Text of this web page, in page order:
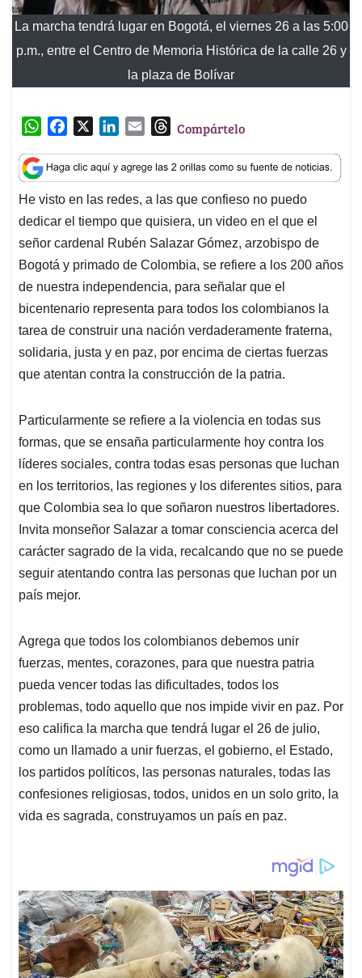
La marcha tendrá lugar en Bogotá, el viernes 26 a las 5:00
p.m., entre el Centro de Memoria Histórica de la calle 26 y
la plaza de Bolívar
W
a
t
s
A
p
p
c
e
b
o
o
k
n
k
e
d
I
n
a
i
l
T
r
e
a
d
s
Compártelo
He visto en las redes, a las que confieso no puedo
dedicar el tiempo que quisiera, un video en el que el
señor cardenal Rubén Salazar Gómez, arzobispo de
Bogotá y primado de Colombia, se refiere a los 200 años
de nuestra independencia, para señalar que el
bicentenario representa para todos los colombianos la
tarea de construir una nación verdaderamente fraterna,
solidaria, justa y en paz, por encima de ciertas fuerzas
que atentan contra la construcción de la patria.
Particularmente se refiere a la violencia en todas sus
formas, que se ensaña particularmente hoy contra los
líderes sociales, contra todas esas personas que luchan
en los territorios, las regiones y los diferentes sitios, para
que Colombia sea lo que soñaron nuestros libertadores.
Invita monseñor Salazar a tomar consciencia acerca del
carácter sagrado de la vida, recalcando que no se puede
seguir atentando contra las personas que luchan por un
país mejor.
Agrega que todos los colombianos debemos unir
fuerzas, mentes, corazones, para que nuestra patria
pueda vencer todas las dificultades, todos los
problemas, todo aquello que nos impide vivir en paz. Por
eso califica la marcha que tendrá lugar el 26 de julio,
como un llamado a unir fuerzas, el gobierno, el Estado,
los partidos políticos, las personas naturales, todas las
confesiones religiosas, todos, unidos en un solo grito, la
vida es sagrada, construyamos un país en paz.